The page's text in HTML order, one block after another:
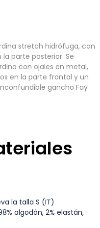
stretch hidrófuga, con
parte posterior. Se
con ojales en metal,
en la parte frontal y un
gancho Fay
la talla S (IT)
algodón, 2% elastán,